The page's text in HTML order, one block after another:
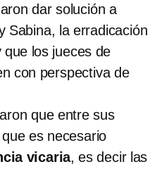
dar solución a
Sabina, la erradicación
los jueces de
con perspectiva de
que entre sus
es necesario
vicaria, es decir las